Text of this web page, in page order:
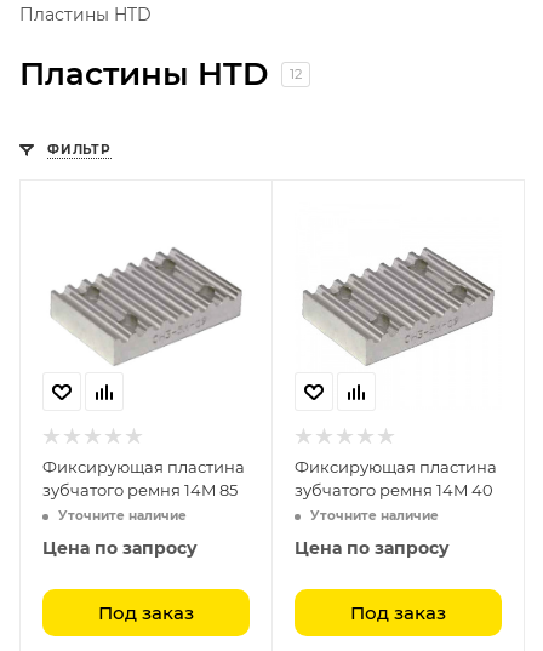
Пластины HTD 12
Пластины HTD
ФИЛЬТР
Фиксирующая пластина
зубчатого ремня 14M 85
Уточните наличие
Цена по запросу
Под заказ
Фиксирующая пластина
зубчатого ремня 14M 40
Уточните наличие
Цена по запросу
Под заказ